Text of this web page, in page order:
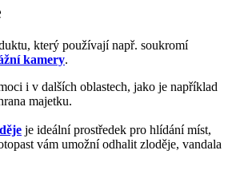
který používají např. soukromí
kamery.
i v dalších oblastech, jako je například
majetku.
je ideální prostředek pro hlídání míst,
vám umožní odhalit zloděje, vandala